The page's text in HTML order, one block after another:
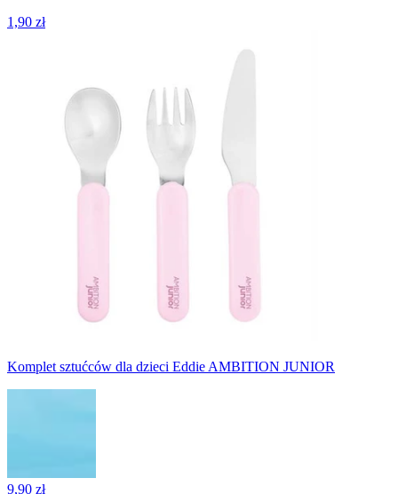
1,90 zł
Komplet sztućców dla dzieci Eddie AMBITION JUNIOR
9,90 zł